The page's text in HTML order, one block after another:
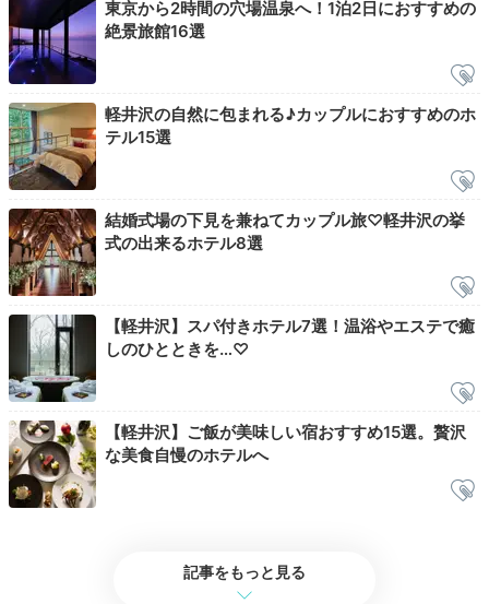
鮮やかな紅葉にうっとり
豊かな木々と美しい湖の景色が楽しめる「雲場池」。春
や夏は爽やかな緑、秋には鮮やかな紅葉が水面に映り、
幻想的な光景を作り出します。
Check-out
中庭の自然に癒されて
東京から2時間の穴場温泉へ！1泊2日におすすめの
絶景旅館16選
軽井沢の自然に包まれる♪カップルにおすすめのホ
テル15選
結婚式場の下見を兼ねてカップル旅♡軽井沢の挙
式の出来るホテル8選
【軽井沢】スパ付きホテル7選！温浴やエステで癒
しのひとときを…♡
【軽井沢】ご飯が美味しい宿おすすめ15選。贅沢
な美食自慢のホテルへ
記事をもっと見る